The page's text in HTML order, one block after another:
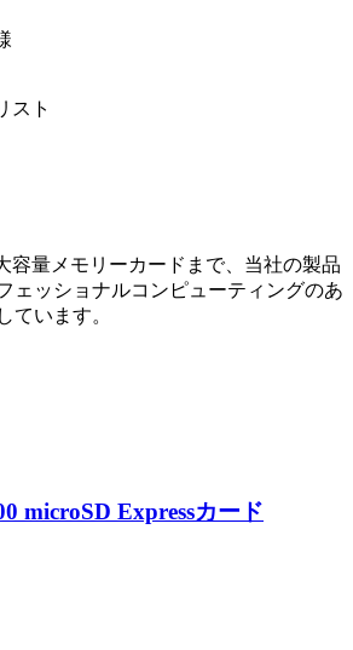
スト
容量メモリーカードまで、当社の製品
ェッショナルコンピューティングのあ
ています。
microSD Expressカード